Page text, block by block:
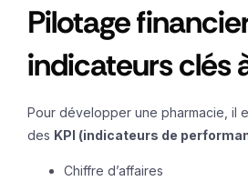
Pilotage
indicateurs clés
Pour développer une pharmacie, il
des KPI (indicateurs de
Chiffre d’affaires